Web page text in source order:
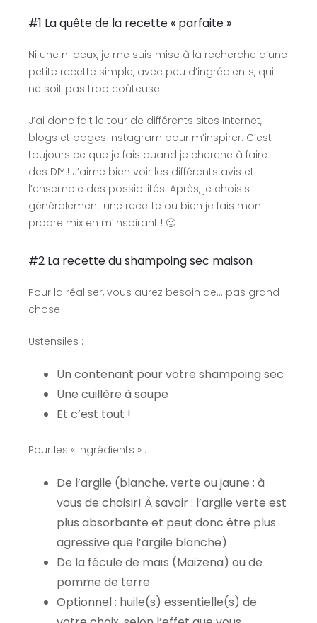
#1 La quête de la recette « parfaite »
Ni une ni deux, je me suis mise à la recherche d’une
petite recette simple, avec peu d’ingrédients, qui
ne soit pas trop coûteuse.
J’ai donc fait le tour de différents sites Internet,
blogs et pages Instagram pour m’inspirer. C’est
toujours ce que je fais quand je cherche à faire
des DIY ! J’aime bien voir les différents avis et
l’ensemble des possibilités. Après, je choisis
généralement une recette ou bien je fais mon
propre mix en m’inspirant ! 🙂
#2 La recette du shampoing sec maison
Pour la réaliser, vous aurez besoin de… pas grand
chose !
Ustensiles :
Un contenant pour votre shampoing sec
Une cuillère à soupe
Et c’est tout !
Pour les « ingrédients » :
De l’argile (blanche, verte ou jaune ; à
vous de choisir! À savoir : l’argile verte est
plus absorbante et peut donc être plus
agressive que l’argile blanche)
De la fécule de maïs (Maïzena) ou de
pomme de terre
Optionnel : huile(s) essentielle(s) de